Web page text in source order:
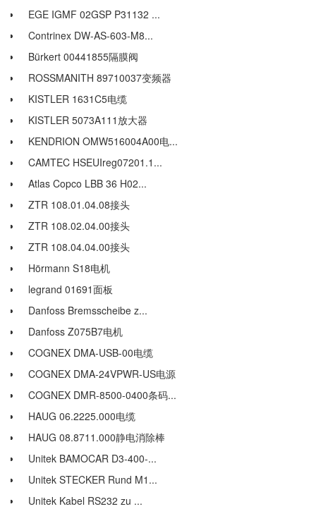
EGE IGMF 02GSP P31132 ...
Contrinex DW-AS-603-M8...
Bürkert 00441855隔膜阀
ROSSMANITH 89710037变频器
KISTLER 1631C5电缆
KISTLER 5073A111放大器
KENDRION OMW516004A00电...
CAMTEC HSEUIreg07201.1...
Atlas Copco LBB 36 H02...
ZTR 108.01.04.08接头
ZTR 108.02.04.00接头
ZTR 108.04.04.00接头
Hörmann S18电机
legrand 01691面板
Danfoss Bremsscheibe z...
Danfoss Z075B7电机
COGNEX DMA-USB-00电缆
COGNEX DMA-24VPWR-US电源
COGNEX DMR-8500-0400条码...
HAUG 06.2225.000电缆
HAUG 08.8711.000静电消除棒
Unitek BAMOCAR D3-400-...
Unitek STECKER Rund M1...
Unitek Kabel RS232 zu ...